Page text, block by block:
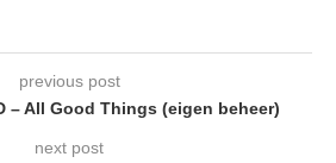
previous post
– All Good Things (eigen beheer)
next post